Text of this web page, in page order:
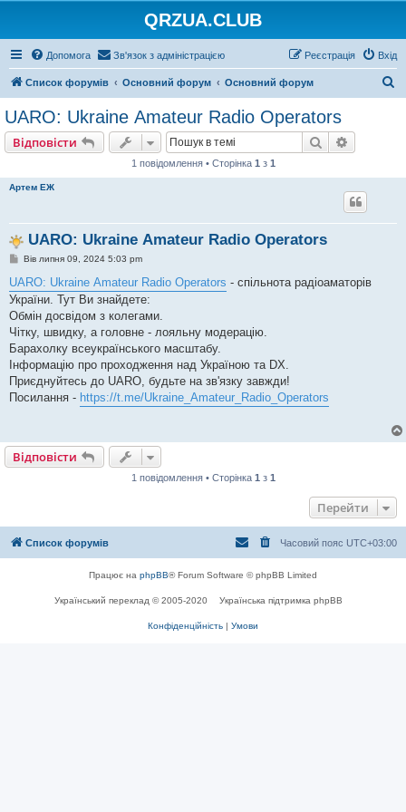
QRZUA.CLUB
Допомога Зв'язок з адміністрацією Вхід
Реєстрація
Список форумів Основний форум Основний форум
UARO: Ukraine Аmateur Radio Operators
Відповісти Пошук
1 повідомлення • Сторінка 1 з 1
Артем ЕЖ
UARO: Ukraine Аmateur Radio Operators
П
в
і
д
о
м
л
е
н
н
я
Вів липня 09, 2024 5:03 pm
UARO: Ukraine Аmateur Radio Operators - спільнота радіоаматорів
України. Тут Ви знайдете:
Обмін досвідом з колегами.
Чітку, швидку, а головне - лояльну модерацію.
Барахолку всеукраїнського масштабу.
Інформацію про проходження над Україною та DX.
Приєднуйтесь до UARO, будьте на зв'язку завжди!
Посилання - https://t.me/Ukraine_Amateur_Radio_Operators
Відповісти
1 повідомлення • Сторінка 1 з 1
Перейти
Список форумів Часовий пояс UTC+03:00
Працює на phpBB® Forum Software © phpBB Limited
Український переклад © 2005-2020 Українська підтримка phpBB
Конфіденційність | Умови